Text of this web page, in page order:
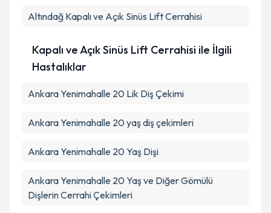
Altındağ Kapalı ve Açık Sinüs Lift Cerrahisi
Kapalı ve Açık Sinüs Lift Cerrahisi ile İlgili
Hastalıklar
Ankara Yenimahalle 20 Lik Diş Çekimi
Ankara Yenimahalle 20 yaş diş çekimleri
Ankara Yenimahalle 20 Yaş Dişi
Ankara Yenimahalle 20 Yaş ve Diğer Gömülü
Dişlerin Cerrahi Çekimleri